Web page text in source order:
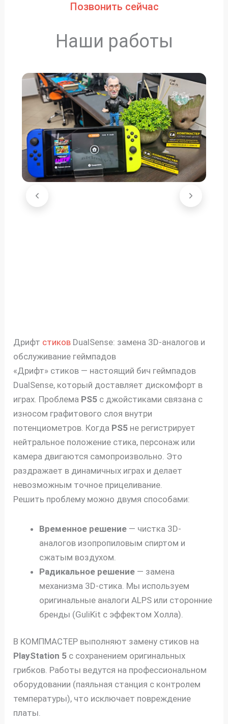
Позвонить сейчас
Наши работы
Дрифт стиков DualSense: замена 3D-аналогов и
обслуживание геймпадов
«Дрифт» стиков — настоящий бич геймпадов
DualSense, который доставляет дискомфорт в
играх. Проблема PS5 с джойстиками связана с
износом графитового слоя внутри
потенциометров. Когда PS5 не регистрирует
нейтральное положение стика, персонаж или
камера двигаются самопроизвольно. Это
раздражает в динамичных играх и делает
невозможным точное прицеливание.
Решить проблему можно двумя способами:
Временное решение — чистка 3D-
аналогов изопропиловым спиртом и
сжатым воздухом.
Радикальное решение — замена
механизма 3D-стика. Мы используем
оригинальные аналоги ALPS или сторонние
бренды (GuliKit с эффектом Холла).
В КОМПМАСТЕР выполняют замену стиков на
PlayStation 5 с сохранением оригинальных
грибков. Работы ведутся на профессиональном
оборудовании (паяльная станция с контролем
температуры), что исключает повреждение
платы.